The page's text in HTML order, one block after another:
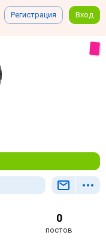
Регистрация Вход
0
постов